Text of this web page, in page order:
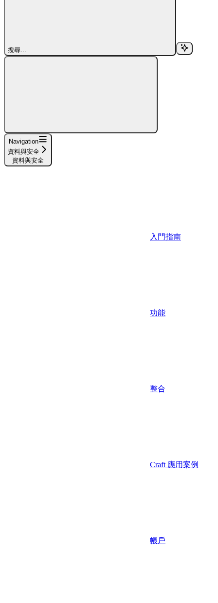
搜尋...
Navigation
資料與安全
資料與安全
入門指南
功能
整合
Craft 應用案例
帳戶